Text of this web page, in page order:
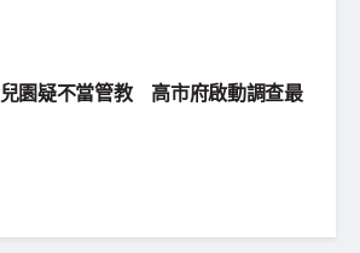
園疑不當管教 高市府啟動調查最